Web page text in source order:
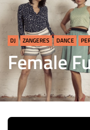
DJ ZANGERES DANCE
Female